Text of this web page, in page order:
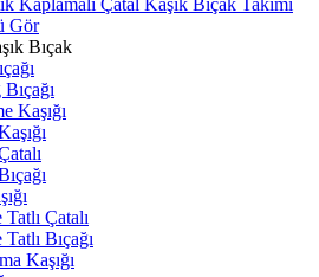
Kaplamalı Çatal Kaşık Bıçak Takımı
Gör
Bıçak
Kaşığı
Tatlı Çatalı
Bıçağı
Kaşığı